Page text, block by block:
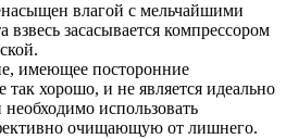
влагой с мельчайшими
засасывается компрессором
имеющее посторонние
хорошо, и не является идеально
использовать
очищающую от лишнего.